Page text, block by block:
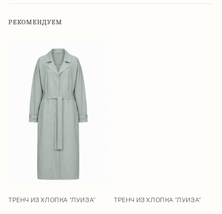
РЕКОМЕНДУЕМ
ТРЕНЧ ИЗ ХЛОПКА "ЛУИЗА" ТРЕНЧ ИЗ ХЛОПКА "ЛУИЗА"